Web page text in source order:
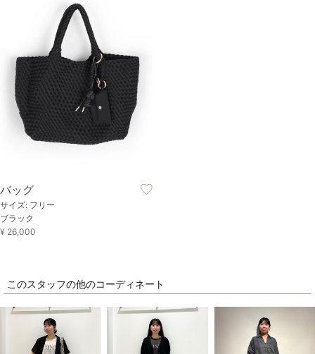
バッグ
サイズ: フリー
ブラック
¥ 26,000
このスタッフの他のコーディネート